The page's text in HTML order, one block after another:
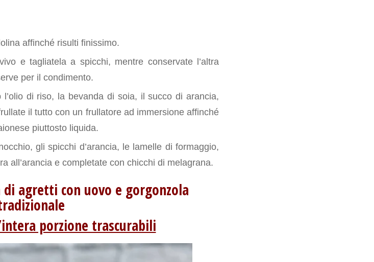
affinché risulti finissimo.
e tagliatela a spicchi, mentre conservate l’altra
per il condimento.
di riso, la bevanda di soia, il succo di arancia,
il tutto con un frullatore ad immersione affinché
piuttosto liquida.
gli spicchi d’arancia, le lamelle di formaggio,
all’arancia e completate con chicchi di melagrana.
agretti con uovo e gorgonzola
porzione trascurabili